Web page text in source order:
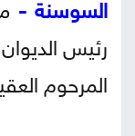
رئيس
المرحوم